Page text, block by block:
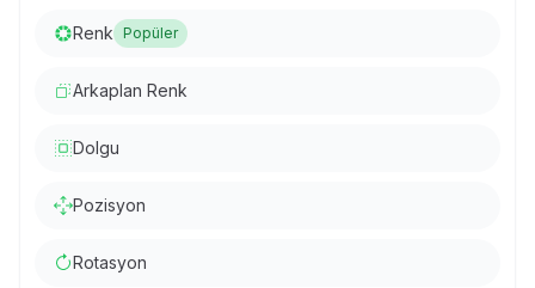
Renk Popüler
Arkaplan Renk
Dolgu
Pozisyon
Rotasyon